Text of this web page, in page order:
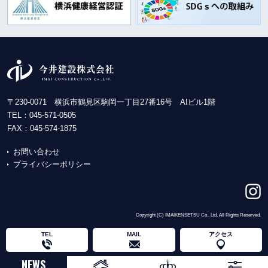
〒230-0071 横浜市鶴見区駒岡一丁目27番16号 AIビル1階
TEL： 045-571-0505
FAX：045-574-1875
お問い合わせ
プライバシーポリシー
Copyright (C) IMAIKENSETSU Co., Ltd. All Rights Reserved.
TEL MAIL アクセス
NEWS